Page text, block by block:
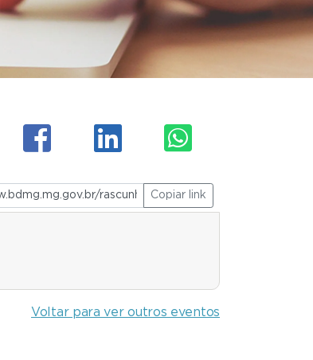
Copiar link
Voltar para ver outros eventos